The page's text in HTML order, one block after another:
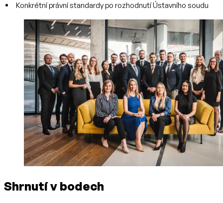
Konkrétní právní standardy po rozhodnutí Ústavního soudu
Shrnutí v bodech